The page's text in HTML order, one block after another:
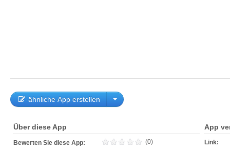
ähnliche App erstellen
Über diese App
Bewerten Sie diese App: (0)
App
Link: